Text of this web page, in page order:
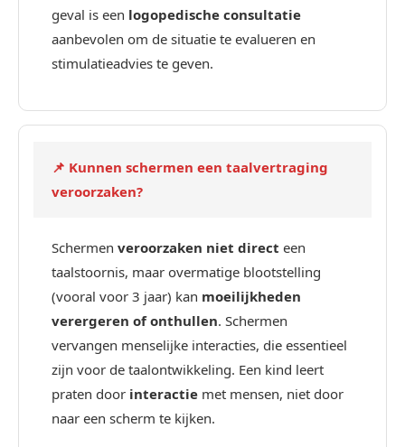
geval is een logopedische consultatie
aanbevolen om de situatie te evalueren en
stimulatieadvies te geven.
📌 Kunnen schermen een taalvertraging
veroorzaken?
Schermen veroorzaken niet direct een
taalstoornis, maar overmatige blootstelling
(vooral voor 3 jaar) kan moeilijkheden
verergeren of onthullen. Schermen
vervangen menselijke interacties, die essentieel
zijn voor de taalontwikkeling. Een kind leert
praten door interactie met mensen, niet door
naar een scherm te kijken.